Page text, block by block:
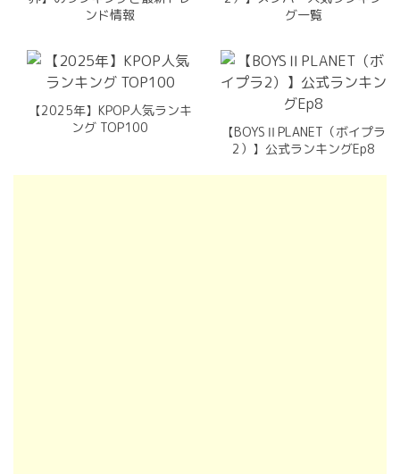
ンド情報
グ一覧
【2025年】KPOP人気ランキ
ング TOP100
【BOYSⅡPLANET（ボイプラ
2）】公式ランキングEp8